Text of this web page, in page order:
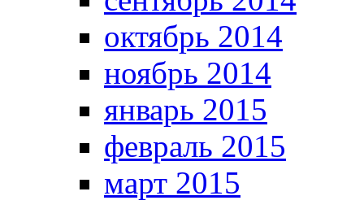
октябрь 2014
ноябрь 2014
январь 2015
февраль 2015
март 2015